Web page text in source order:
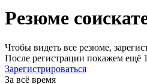
Резюме
Чтобы видеть все резюме,
После регистрации покажем ещё
Зарегистрироваться
За всё время